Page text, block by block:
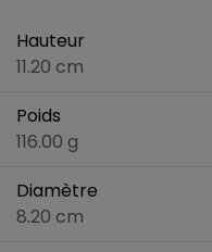
Hauteur
11.20 cm
Poids
116.00 g
Diamètre
8.20 cm